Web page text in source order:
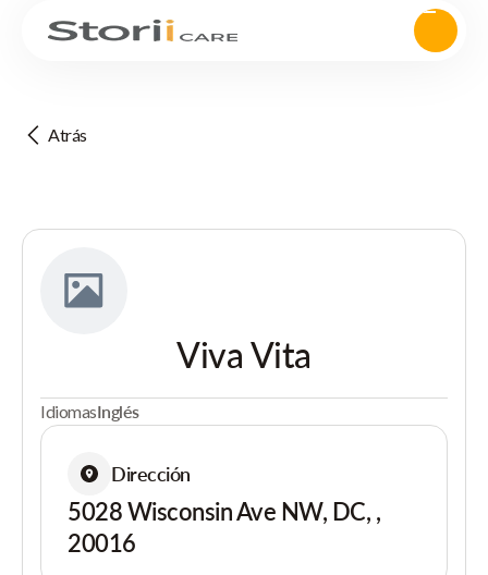
Atrás
Viva Vita
IdiomasInglés
Dirección
5028 Wisconsin Ave NW, DC, ,
20016